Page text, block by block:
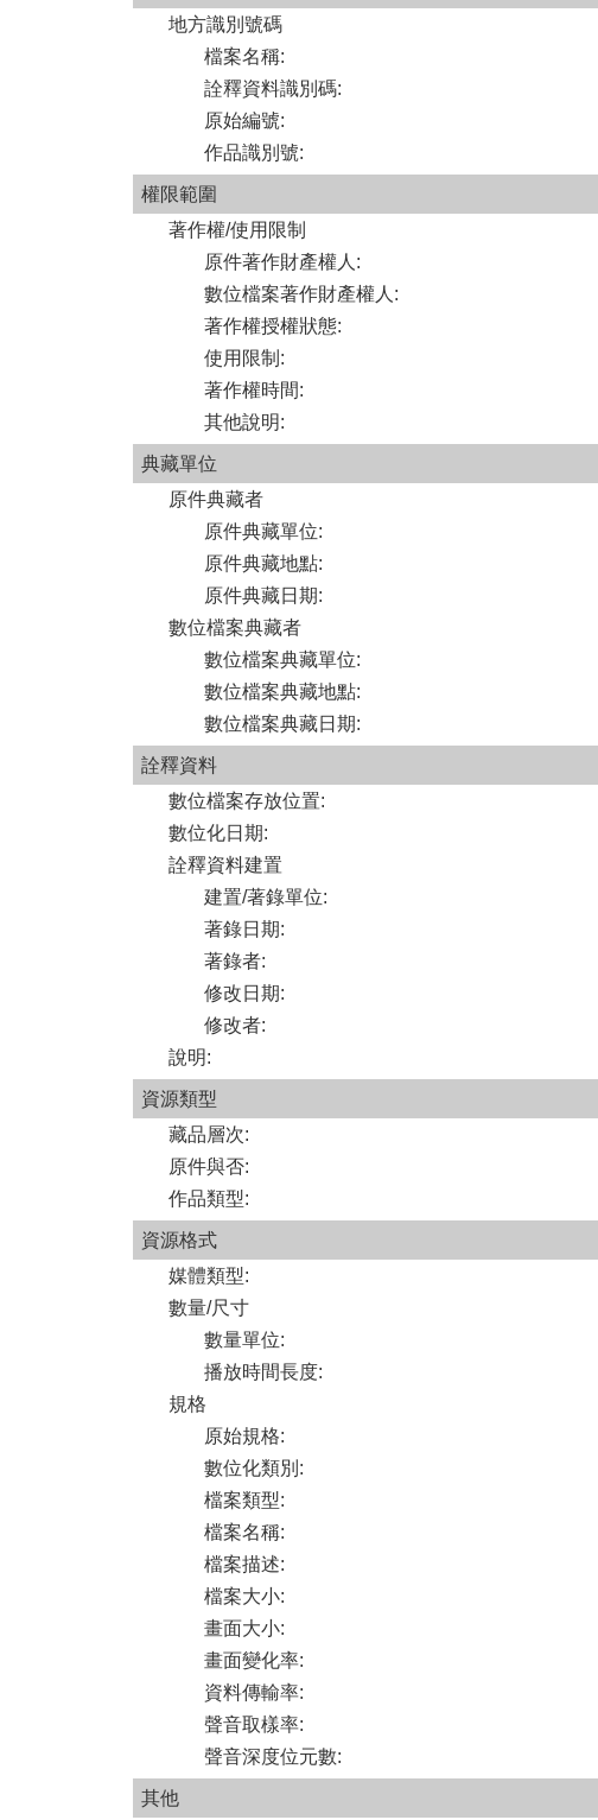
地方識別號碼
檔案名稱:
詮釋資料識別碼:
原始編號:
作品識別號:
權限範圍
著作權/使用限制
原件著作財產權人 :
數位檔案著作財產權人 :
著作權授權狀態:
使用限制 :
著作權時間:
其他說明:
典藏單位
原件典藏者
原件典藏單位:
原件典藏地點:
原件典藏日期:
數位檔案典藏者
數位檔案典藏單位:
數位檔案典藏地點:
數位檔案典藏日期:
詮釋資料
數位檔案存放位置:
數位化日期:
詮釋資料建置
建置/著錄單位:
著錄日期:
著錄者:
修改日期:
修改者:
說明:
資源類型
藏品層次:
原件與否:
作品類型:
資源格式
媒體類型:
數量/尺寸
數量單位:
播放時間長度:
規格
原始規格:
數位化類別 :
檔案類型:
檔案名稱:
檔案描述:
檔案大小:
畫面大小:
畫面變化率:
資料傳輸率:
聲音取樣率:
聲音深度位元數:
其他